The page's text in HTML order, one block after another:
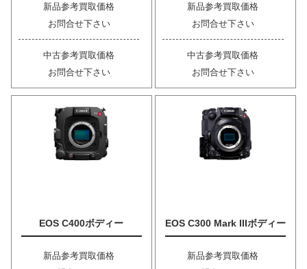
新品参考買取価格
お問合せ下さい
中古参考買取価格
お問合せ下さい
新品参考買取価格
お問合せ下さい
中古参考買取価格
お問合せ下さい
EOS C400ボディー
新品参考買取価格
EOS C300 Mark IIIボディー
新品参考買取価格